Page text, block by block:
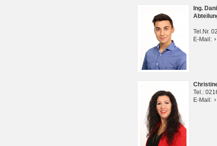
Ing.
Tel.Nr.
E-Mail:
Tel.:
E-Mail: